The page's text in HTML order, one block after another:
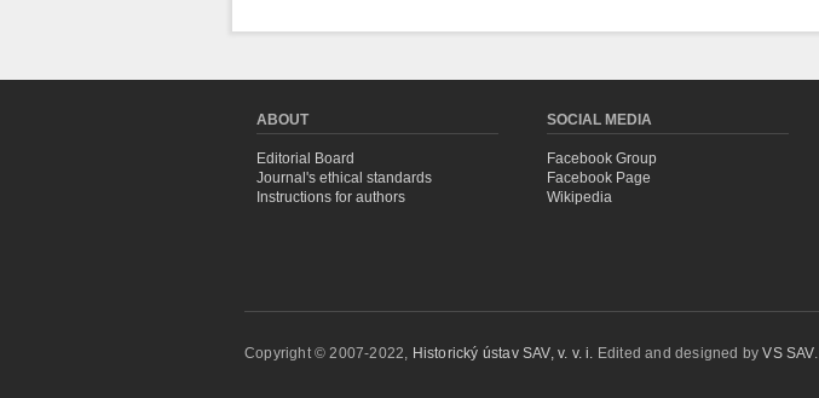
ABOUT
Editorial Board
Journal's ethical standards
Instructions for authors
SOCIAL MEDIA
Facebook Group
Facebook Page
Wikipedia
Copyright © 2007-2022, Historický ústav SAV, v. v. i. Edited and designed byVS SAV.